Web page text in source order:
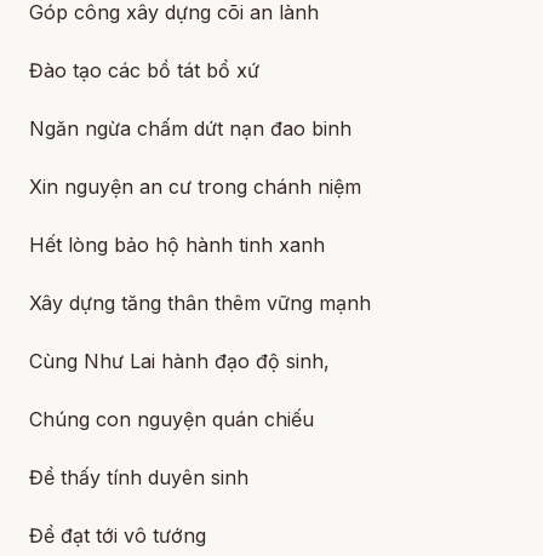
Góp công xây dựng cõi an lành
Đào tạo các bồ tát bổ xứ
Ngăn ngừa chấm dứt nạn đao binh
Xin nguyện an cư trong chánh niệm
Hết lòng bảo hộ hành tinh xanh
Xây dựng tăng thân thêm vững mạnh
Cùng Như Lai hành đạo độ sinh,
Chúng con nguyện quán chiếu
Để thấy tính duyên sinh
Để đạt tới vô tướng